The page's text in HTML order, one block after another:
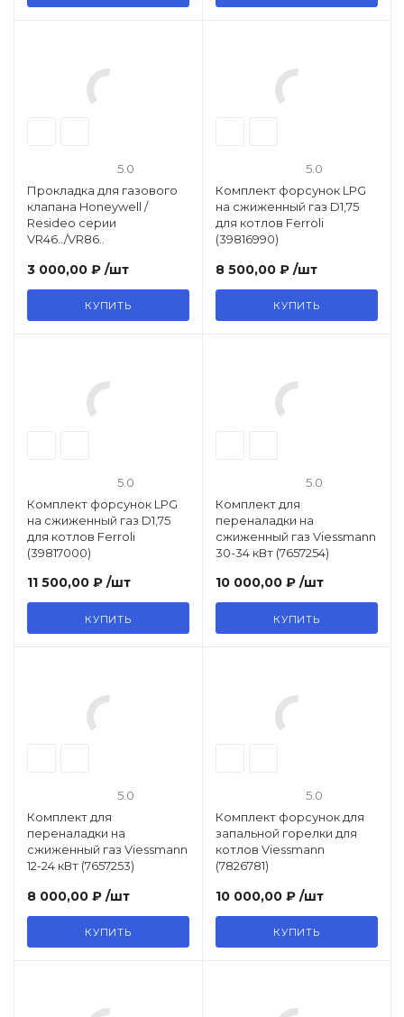
5.0
Прокладка для газового
клапана Honeywell /
Resideo серии
VR46../VR86..
3 000,00 ₽ /шт
КУПИТЬ
5.0
Комплект форсунок LPG
на сжиженный газ D1,75
для котлов Ferroli
(39816990)
8 500,00 ₽ /шт
КУПИТЬ
5.0
Комплект форсунок LPG
на сжиженный газ D1,75
для котлов Ferroli
(39817000)
11 500,00 ₽ /шт
КУПИТЬ
5.0
Комплект для
переналадки на
сжиженный газ Viessmann
30-34 кВт (7657254)
10 000,00 ₽ /шт
КУПИТЬ
5.0
Комплект для
переналадки на
сжиженный газ Viessmann
12-24 кВт (7657253)
8 000,00 ₽ /шт
КУПИТЬ
5.0
Комплект форсунок для
запальной горелки для
котлов Viessmann
(7826781)
10 000,00 ₽ /шт
КУПИТЬ